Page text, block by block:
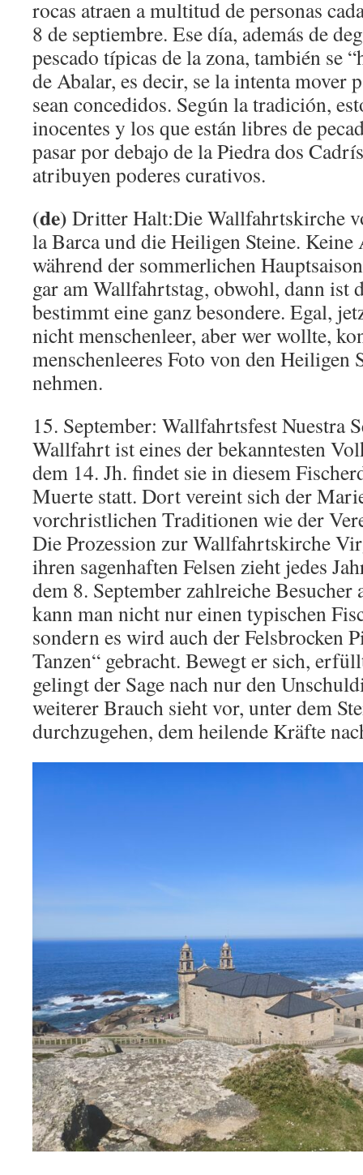
rocas atraen a multitud de personas
8 de septiembre. Ese día, además de
pescado típicas de la zona, también se
de Abalar, es decir, se la intenta mover
sean concedidos. Según la tradición,
inocentes y los que están libres de
pasar por debajo de la Piedra dos
atribuyen poderes curativos.
(de) Dritter Halt:Die Wallfahrtskirche
la Barca und die Heiligen Steine.
während der sommerlichen
gar am Wallfahrtstag, obwohl, dann ist
bestimmt eine ganz besondere. Egal,
nicht menschenleer, aber wer wollte,
menschenleeres Foto von den Heiligen
nehmen.
15. September: Wallfahrtsfest Nuestra
Wallfahrt ist eines der bekanntesten
dem 14. Jh. findet sie in diesem
Muerte statt. Dort vereint sich der
vorchristlichen Traditionen wie der
Die Prozession zur Wallfahrtskirche
ihren sagenhaften Felsen zieht jedes
dem 8. September zahlreiche Besucher
kann man nicht nur einen typischen
sondern es wird auch der Felsbrocken
Tanzen“ gebracht. Bewegt er sich,
gelingt der Sage nach nur den
weiterer Brauch sieht vor, unter dem
durchzugehen, dem heilende Kräfte